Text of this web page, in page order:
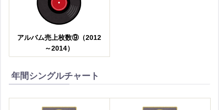
アルバム売上枚数⑨（2012
～2014）
年間シングルチャート